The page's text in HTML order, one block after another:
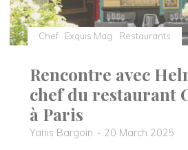
Chef Exquis Mag Restaurants
Rencontre avec
chef du restaurant
à Paris
Yanis Bargoin
20 March 2025